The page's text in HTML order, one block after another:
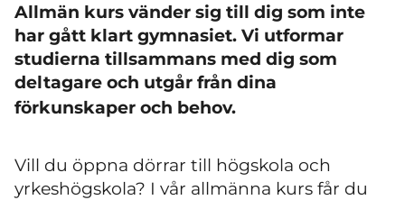
Allmän kurs vänder sig till dig som inte
har gått klart gymnasiet. Vi utformar
studierna tillsammans med dig som
deltagare och utgår från dina
förkunskaper och behov.
Vill du öppna dörrar till högskola och
yrkeshögskola? I vår allmänna kurs får du